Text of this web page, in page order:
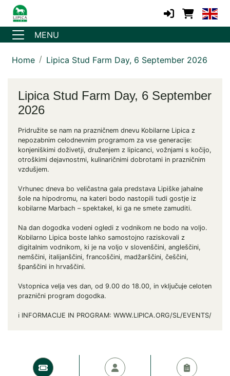
MENU
Home Lipica Stud Farm Day, 6 September 2026
Lipica Stud Farm Day, 6 September
2026
Pridružite se nam na prazničnem dnevu Kobilarne Lipica z
nepozabnim celodnevnim programom za vse generacije:
konjeniškimi doživetji, druženjem z lipicanci, vožnjami s kočijo,
otroškimi dejavnostmi, kulinaričnimi dobrotami in prazničnim
vzdušjem.
Vrhunec dneva bo veličastna gala predstava Lipiške jahalne
šole na hipodromu, na kateri bodo nastopili tudi gostje iz
kobilarne Marbach – spektakel, ki ga ne smete zamuditi.
Na dan dogodka vodeni ogledi z vodnikom ne bodo na voljo.
Kobilarno Lipica boste lahko samostojno raziskovali z
digitalnim vodnikom, ki je na voljo v slovenščini, angleščini,
nemščini, italijanščini, francoščini, madžarščini, češčini,
španščini in hrvaščini.
Vstopnica velja ves dan, od 9.00 do 18.00, in vključuje celoten
praznični program dogodka.
ℹ️ INFORMACIJE IN PROGRAM: WWW.LIPICA.ORG/SL/EVENTS/